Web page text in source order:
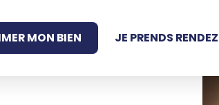
MON BIEN JE PRENDS